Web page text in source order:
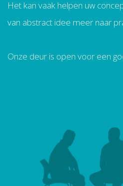
Het kan vaak helpen uw
van abstract idee meer naar
Onze deur is open voor een